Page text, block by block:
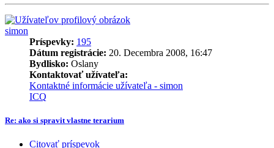
simon
Príspevky: 195
Dátum registrácie: 20. Decembra 2008, 16:47
Bydlisko: Oslany
Kontaktovať užívateľa:
Kontaktné informácie užívateľa - simon
ICQ
Re: ako si spravit vlastne terarium
Citovať príspevok